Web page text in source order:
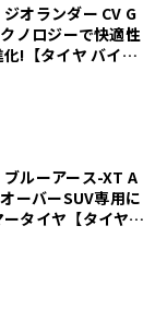
ジオランダー CV G
ノロジーで快適性
!【タイヤ バイヤ
ブルーアース-XT A
ーバーSUV専用に
タイヤ【タイヤ